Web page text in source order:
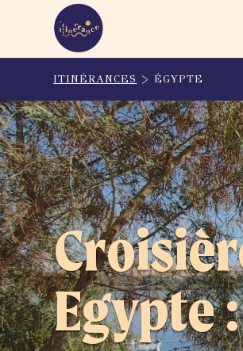
ITINÉRANCES > ÉGYPTE
Egypte